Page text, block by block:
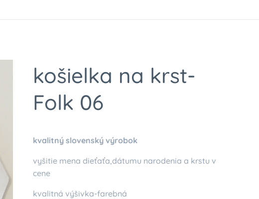
košielka na krst-
Folk 06
kvalitný slovenský výrobok
vyšitie mena dieťaťa,dátumu narodenia a krstu v
cene
kvalitná výšivka-farebná